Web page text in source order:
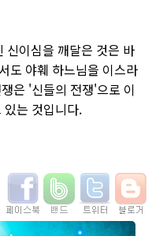
신이심을 깨달은 것은 바
도 야훼 하느님을 이스라
은 '신들의 전쟁'으로 이
는 것입니다.